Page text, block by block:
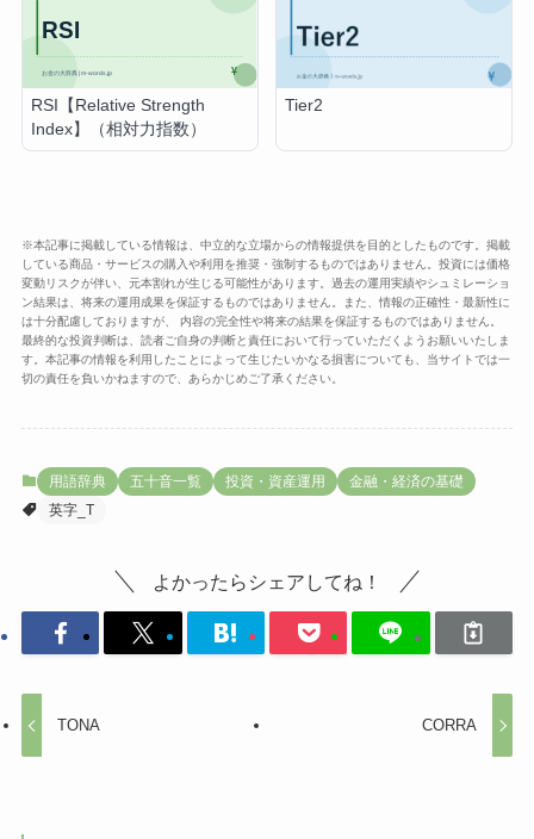
RSI【Relative Strength
Index】（相対力指数）
Tier2
※本記事に掲載している情報は、中立的な立場からの情報提供を目的としたものです。掲載
している商品・サービスの購入や利用を推奨・強制するものではありません。投資には価格
変動リスクが伴い、元本割れが生じる可能性があります。過去の運用実績やシュミレーショ
ン結果は、将来の運用成果を保証するものではありません。また、情報の正確性・最新性に
は十分配慮しておりますが、 内容の完全性や将来の結果を保証するものではありません。
最終的な投資判断は、読者ご自身の判断と責任において行っていただくようお願いいたしま
す。本記事の情報を利用したことによって生じたいかなる損害についても、当サイトでは一
切の責任を負いかねますので、あらかじめご了承ください。
用語辞典 五十音一覧 投資・資産運用
金融・経済の基礎
英字_T
よかったらシェアしてね！
TONA CORRA